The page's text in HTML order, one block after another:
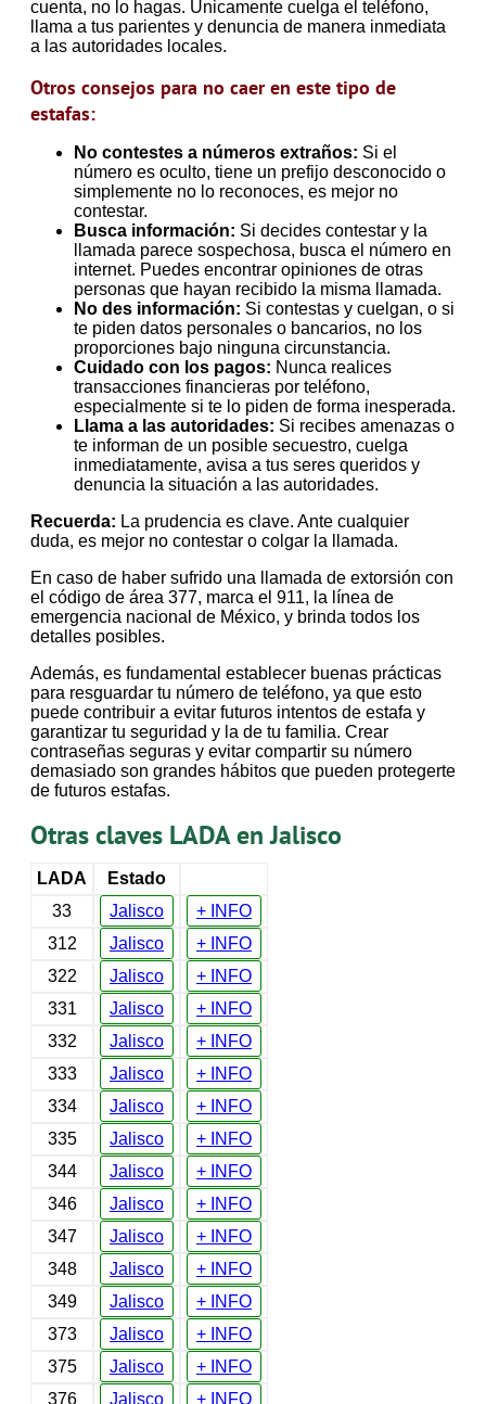
cuenta, no lo hagas. Únicamente cuelga el teléfono,
llama a tus parientes y denuncia de manera inmediata
a las autoridades locales.
Otros consejos para no caer en este tipo de
estafas:
No contestes a números extraños: Si el
número es oculto, tiene un prefijo desconocido o
simplemente no lo reconoces, es mejor no
contestar.
Busca información: Si decides contestar y la
llamada parece sospechosa, busca el número en
internet. Puedes encontrar opiniones de otras
personas que hayan recibido la misma llamada.
No des información: Si contestas y cuelgan, o si
te piden datos personales o bancarios, no los
proporciones bajo ninguna circunstancia.
Cuidado con los pagos: Nunca realices
transacciones financieras por teléfono,
especialmente si te lo piden de forma inesperada.
Llama a las autoridades: Si recibes amenazas o
te informan de un posible secuestro, cuelga
inmediatamente, avisa a tus seres queridos y
denuncia la situación a las autoridades.
Recuerda: La prudencia es clave. Ante cualquier
duda, es mejor no contestar o colgar la llamada.
En caso de haber sufrido una llamada de extorsión con
el código de área 377, marca el 911, la línea de
emergencia nacional de México, y brinda todos los
detalles posibles.
Además, es fundamental establecer buenas prácticas
para resguardar tu número de teléfono, ya que esto
puede contribuir a evitar futuros intentos de estafa y
garantizar tu seguridad y la de tu familia. Crear
contraseñas seguras y evitar compartir su número
demasiado son grandes hábitos que pueden protegerte
de futuros estafas.
Otras claves LADA en Jalisco
LADA
Estado
33
Jalisco
+ INFO
312
Jalisco
+ INFO
322
Jalisco
+ INFO
331
Jalisco
+ INFO
332
Jalisco
+ INFO
333
Jalisco
+ INFO
334
Jalisco
+ INFO
335
Jalisco
+ INFO
344
Jalisco
+ INFO
346
Jalisco
+ INFO
347
Jalisco
+ INFO
348
Jalisco
+ INFO
349
Jalisco
+ INFO
373
Jalisco
+ INFO
375
Jalisco
+ INFO
376
Jalisco
+ INFO